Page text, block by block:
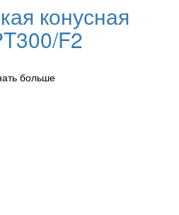
конусная
F2
больше